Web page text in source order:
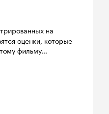
на
оценки, которые
фильму...